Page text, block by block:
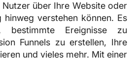
über Ihre Website oder
hinweg verstehen können. Es
bestimmte Ereignisse zu
Funnels zu erstellen, Ihre
und vieles mehr. Mit einer